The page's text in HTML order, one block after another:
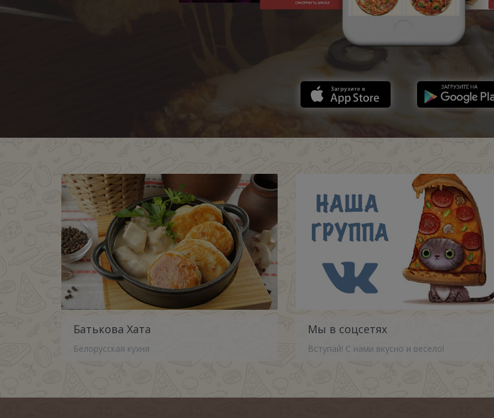
Батькова Хата
Белорусская кухня
Мы в соцсетях
Вступай! С нами вкусно и весело!